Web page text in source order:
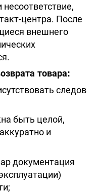
центра. После
внешнего
товара:
следов
быть целой,
и
документация